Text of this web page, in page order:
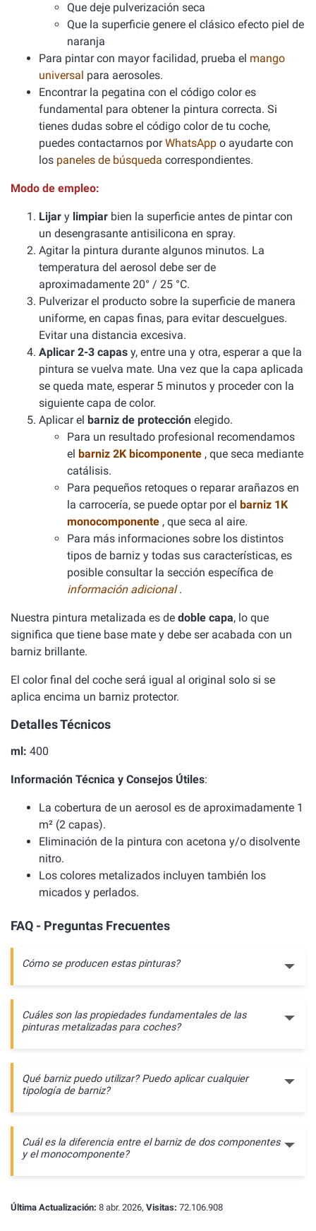
Que deje pulverización seca
Que la superficie genere el clásico efecto piel de
naranja
Para pintar con mayor facilidad, prueba el mango
universal para aerosoles.
Encontrar la pegatina con el código color es
fundamental para obtener la pintura correcta. Si
tienes dudas sobre el código color de tu coche,
puedes contactarnos porWhatsApp o ayudarte con
los paneles de búsqueda correspondientes.
Modo de empleo:
Lijar y limpiar bien la superficie antes de pintar con
un desengrasante antisilicona en spray.
Agitar la pintura durante algunos minutos. La
temperatura del aerosol debe ser de
aproximadamente 20° / 25 °C.
Pulverizar el producto sobre la superficie de manera
uniforme, en capas finas, para evitar descuelgues.
Evitar una distancia excesiva.
Aplicar 2-3 capas y, entre una y otra, esperar a que la
pintura se vuelva mate. Una vez que la capa aplicada
se queda mate, esperar 5 minutos y proceder con la
siguiente capa de color.
Aplicar el barniz de protección elegido.
Para un resultado profesional recomendamos
el barniz 2K bicomponente , que seca mediante
catálisis.
Para pequeños retoques o reparar arañazos en
la carrocería, se puede optar por el barniz 1K
monocomponente , que seca al aire.
Para más informaciones sobre los distintos
tipos de barniz y todas sus características, es
posible consultar la sección específica de
información adicional.
Nuestra pintura metalizada es de doble capa, lo que
significa que tiene base mate y debe ser acabada con un
barniz brillante.
El color final del coche será igual al original solo si se
aplica encima un barniz protector.
Detalles Técnicos
ml: 400
Información Técnica y Consejos Útiles:
La cobertura de un aerosol es de aproximadamente 1
m² (2 capas).
Eliminación de la pintura con acetona y/o disolvente
nitro.
Los colores metalizados incluyen también los
micados y perlados.
FAQ - Preguntas Frecuentes
Cómo se producen estas pinturas?
Cuáles son las propiedades fundamentales de las
pinturas metalizadas para coches?
Qué barniz puedo utilizar? Puedo aplicar cualquier
tipología de barniz?
Cuál es la diferencia entre el barniz de dos componentes
y el monocomponente?
Última Actualización: 8 abr. 2026, Visitas: 72.106.908